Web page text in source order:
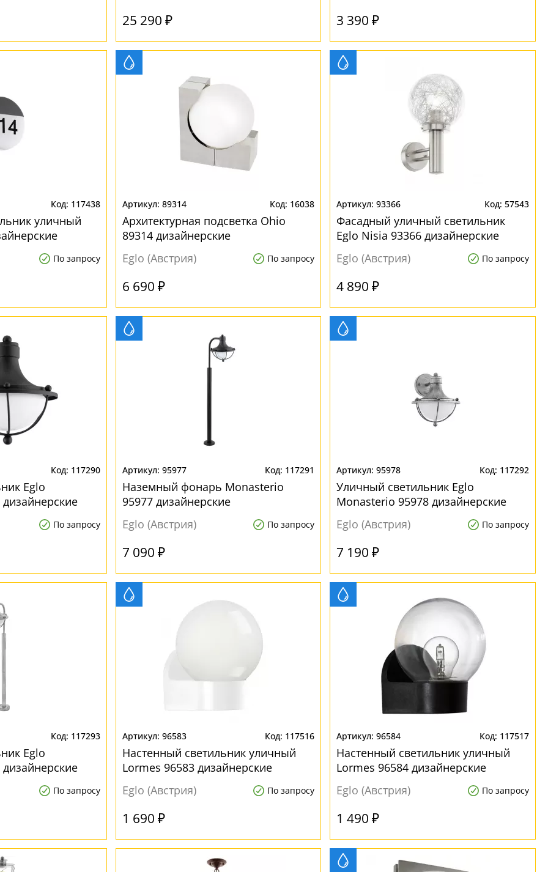
25 290 ₽ 3 390 ₽
117438
уличный
По запросу
89314 16038
Архитектурная подсветка Ohio
89314 дизайнерские
Eglo (Австрия)
По запросу
6 690 ₽
93366 57543
Фасадный уличный светильник
Eglo Nisia 93366 дизайнерские
Eglo (Австрия)
По запросу
4 890 ₽
117290
Eglo
По запросу
95977 117291
Наземный фонарь Monasterio
95977 дизайнерские
Eglo (Австрия)
По запросу
7 090 ₽
95978 117292
Уличный светильник Eglo
Monasterio 95978 дизайнерские
Eglo (Австрия)
По запросу
7 190 ₽
117293
Eglo
По запросу
96583 117516
Настенный светильник уличный
Lormes 96583 дизайнерские
Eglo (Австрия)
По запросу
1 690 ₽
96584 117517
Настенный светильник уличный
Lormes 96584 дизайнерские
Eglo (Австрия)
По запросу
1 490 ₽